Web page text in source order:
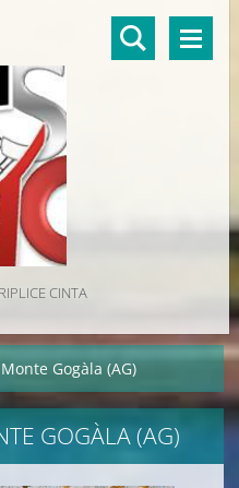
CINTA
Monte Gogàla (AG)
GOGÀLA (AG)